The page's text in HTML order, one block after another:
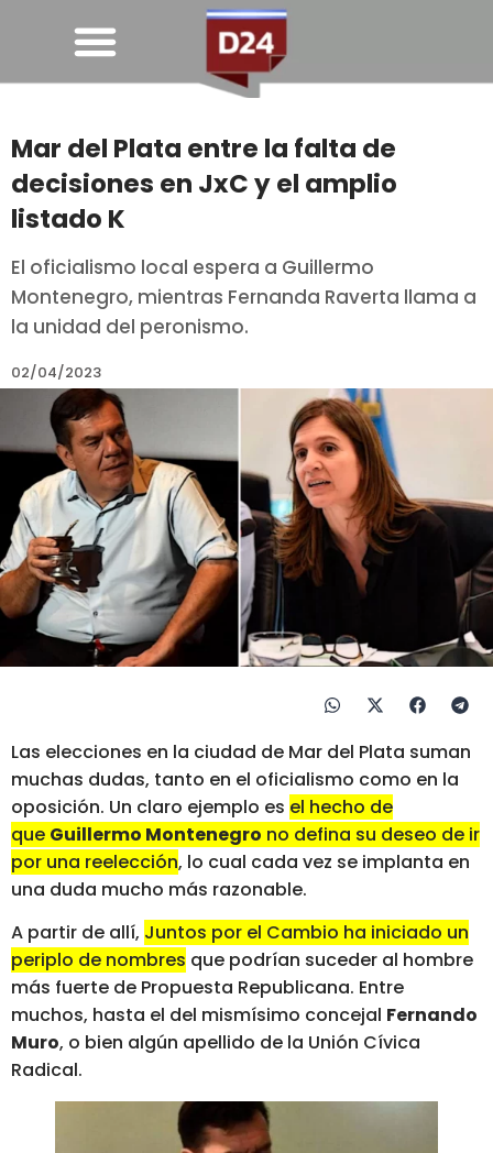
Mar del Plata entre la falta de
decisiones en JxC y el amplio
listado K
El oficialismo local espera a Guillermo
Montenegro, mientras Fernanda Raverta llama a
la unidad del peronismo.
02/04/2023
Las elecciones en la ciudad de Mar del Plata suman
muchas dudas, tanto en el oficialismo como en la
oposición. Un claro ejemplo es el hecho de
que Guillermo Montenegro no defina su deseo de ir
por una reelección, lo cual cada vez se implanta en
una duda mucho más razonable.
A partir de allí, Juntos por el Cambio ha iniciado un
periplo de nombres que podrían suceder al hombre
más fuerte de Propuesta Republicana. Entre
muchos, hasta el del mismísimo concejal Fernando
Muro, o bien algún apellido de la Unión Cívica
Radical.